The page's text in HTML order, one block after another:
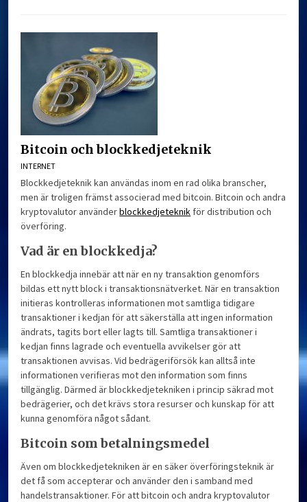
Bitcoin och blockkedjeteknik
INTERNET
Blockkedjeteknik kan användas inom en rad olika branscher,
men är troligen främst associerad med bitcoin. Bitcoin och andra
kryptovalutor använderblockkedjeteknik för distribution och
överföring.
Vad är en blockkedja?
En blockkedja innebär att när en ny transaktion genomförs
bildas ett nytt block i transaktionsnätverket. När en transaktion
initieras kontrolleras informationen mot samtliga tidigare
transaktioner i kedjan för att säkerställa att ingen information
ändrats, tagits bort eller lagts till. Samtliga transaktioner i
kedjan finns lagrade och eventuella avvikelser gör att
transaktionen avvisas. Vid bedrägeriförsök kan alltså inte
informationen verifieras mot den information som finns
tillgänglig. Därmed är blockkedjetekniken i princip säkrad mot
bedrägerier, och det krävs stora resurser och kunskap för att
kunna genomföra något sådant.
Bitcoin som betalningsmedel
Även om blockkedjetekniken är en säker överföringsteknik är
det få som accepterar och använder den i samband med
handelstransaktioner. För att bitcoin och andra kryptovalutor